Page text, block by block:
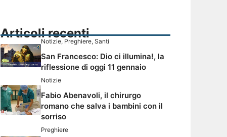
Articoli recenti
Notizie, Preghiere, Santi
San Francesco: Dio ci illumina!, la
riflessione di oggi 11 gennaio
Notizie
Fabio Abenavoli, il chirurgo
romano che salva i bambini con il
sorriso
Preghiere